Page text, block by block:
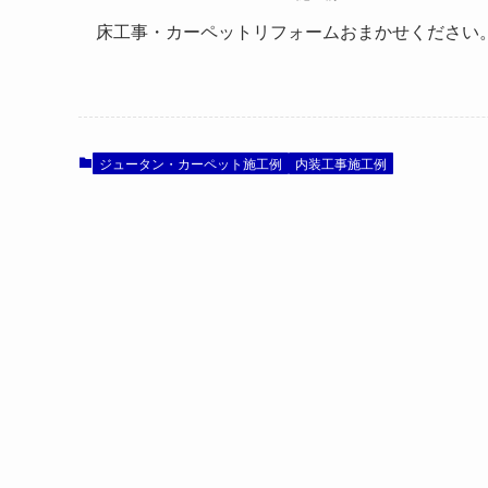
床工事・カーペットリフォームおまかせください。
ジュータン・カーペット施工例 内装工事施工例